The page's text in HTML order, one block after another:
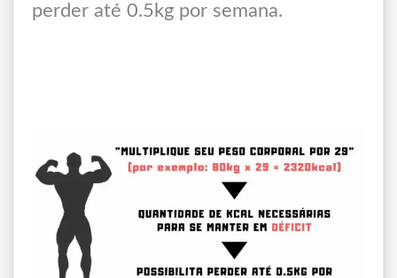
perder até 0.5kg por semana.